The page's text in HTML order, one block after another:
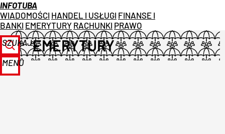
INFOTUBA
WIADOMOŚCI HANDEL I USŁUGI FINANSE I
BANKI EMERYTURY RACHUNKI PRAWO
SZUKAJ
MENU
EMERYTURY